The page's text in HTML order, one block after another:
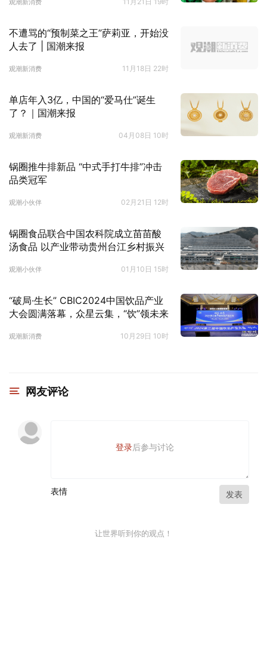
观潮新消费
不遭骂的“预制菜之王”萨莉亚，开始没
人去了 | 国潮来报
观潮新消费 11月18日 22时
单店年入3亿，中国的“爱马仕”诞生
了？｜国潮来报
观潮新消费 04月08日 10时
锅圈推牛排新品 “中式手打牛排”冲击
品类冠军
观潮小伙伴 02月21日 12时
锅圈食品联合中国农科院成立苗苗酸
汤食品 以产业带动贵州台江乡村振兴
观潮小伙伴 01月10日 15时
“破局·生长” CBIC2024中国饮品产业
大会圆满落幕，众星云集，“饮”领未来
观潮新消费 10月29日 10时
网友评论
登录后参与讨论
表情 发表
让世界听到你的观点！